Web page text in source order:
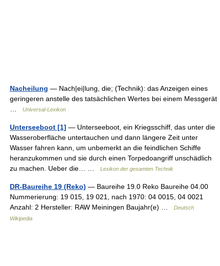
Nacheilung — Nach|ei|lung, die; (Technik): das Anzeigen eines
geringeren anstelle des tatsächlichen Wertes bei einem Messgerät
Universal-Lexikon
Unterseeboot [1] — Unterseeboot, ein Kriegsschiff, das unter die
Wasseroberfläche untertauchen und dann längere Zeit unter
Wasser fahren kann, um unbemerkt an die feindlichen Schiffe
heranzukommen und sie durch einen Torpedoangriff unschädlich
zu machen. Ueber die… …
Lexikon der gesamten Technik
DR-Baureihe 19 (Reko) — Baureihe 19.0 Reko Baureihe 04.00
Nummerierung: 19 015, 19 021, nach 1970: 04 0015, 04 0021
Anzahl: 2 Hersteller: RAW Meiningen Baujahr(e) …
Deutsch
Wikipedia